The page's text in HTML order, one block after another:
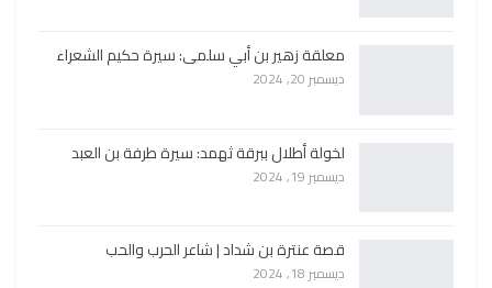
معلقة زهير بن أبي سلمى: سيرة حكيم الشعراء
ديسمبر 20, 2024
لخولة أطلال ببرقة ثهمد: سيرة طرفة بن العبد
ديسمبر 19, 2024
قصة عنترة بن شداد | شاعر الحرب والحب
ديسمبر 18, 2024